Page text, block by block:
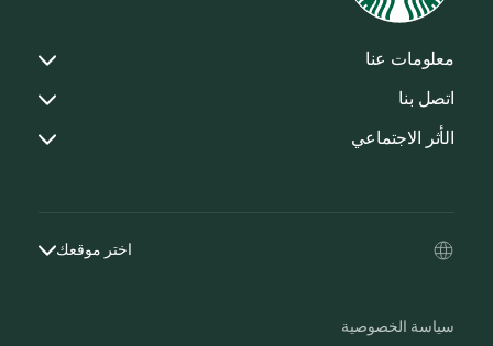
معلومات عنا
اتصل بنا
الأثر الاجتماعي
اختر موقعك
سياسة الخصوصية